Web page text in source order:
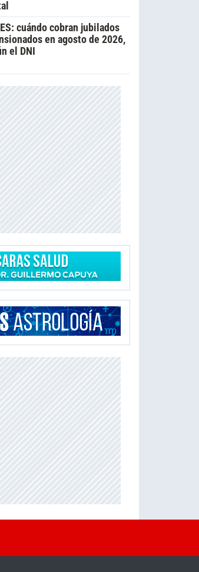
cuándo cobran jubilados
en agosto de 2026,
el DNI